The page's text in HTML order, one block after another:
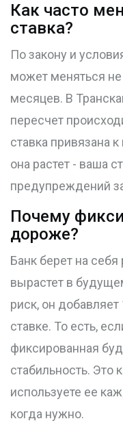
Как часто
ставка?
По закону и
может меняться
месяцев. В
пересчет
ставка привязана
она растет - ваша
предупреждений
Почему
дороже?
Банк берет на себя
вырастет в
риск, он
ставке. То есть,
фиксированная
стабильность. Это
используете ее
когда нужно.